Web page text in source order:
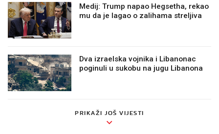
Medij: Trump napao Hegsetha, rekao
mu da je lagao o zalihama streljiva
Dva izraelska vojnika i Libanonac
poginuli u sukobu na jugu Libanona
PRIKAŽI JOŠ VIJESTI